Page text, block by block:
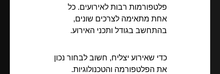
פלטפורמות רבות לאירועים. כל
אחת מתאימה לצרכים שונים,
בהתחשב בגודל ותכני האירוע.
כדי שאירוע יצליח, חשוב לבחור נכון
את הפלטפורמה והטכנולוגיות.